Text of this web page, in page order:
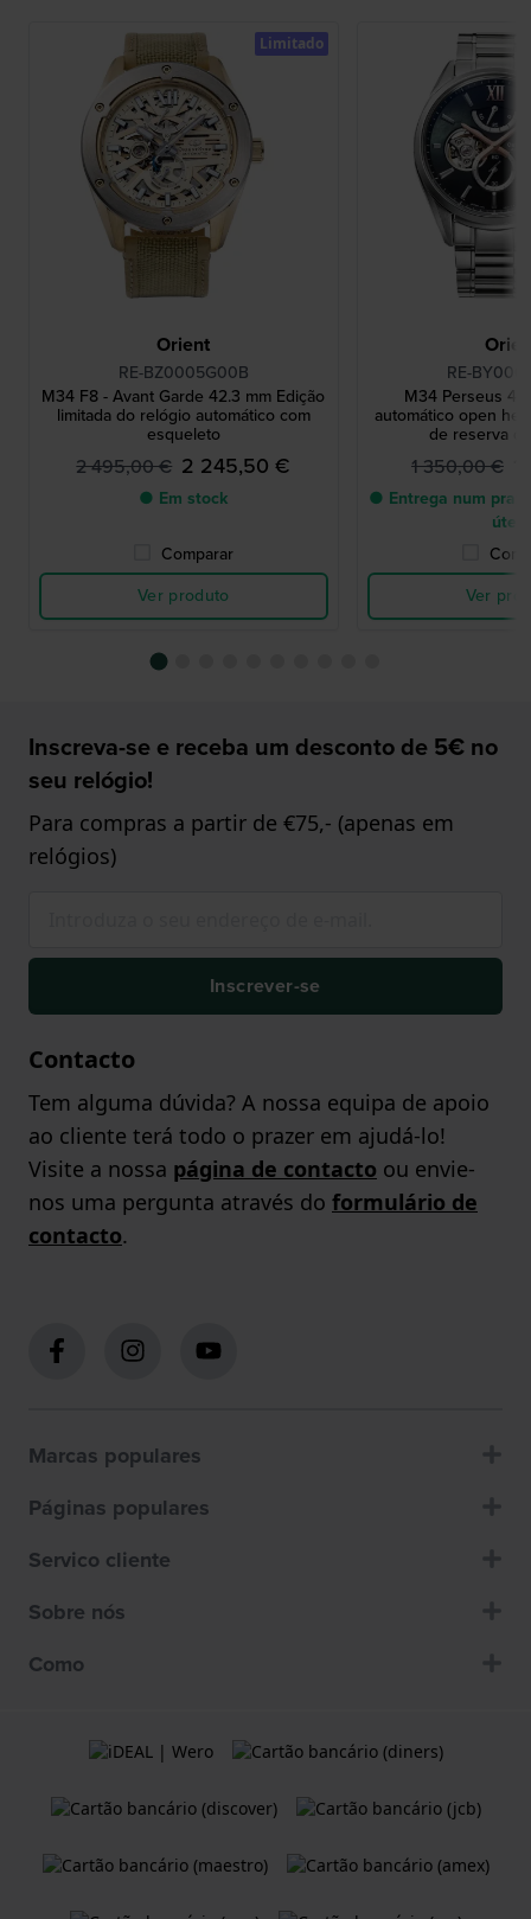
Orient
RE-BZ0005G00B
M34 F8 - Avant Garde 42.3 mm Edição
limitada do relógio automático com
esqueleto
2 495,00 € 2 245,50 €
● Em stock
Comparar
Ver produto
Limitado
RE-
M34 Perseus
automático open
de reserva
1 350,00 €
● Entrega num
úteis
Ver
Inscreva-se e receba um desconto de 5€ no
seu relógio!
Para compras a partir de €75,- (apenas em
relógios)
Inscrever-se
Contacto
Tem alguma dúvida? A nossa equipa de apoio
ao cliente terá todo o prazer em ajudá-lo!
Visite a nossa página de contacto ou envie-
nos uma pergunta através do formulário de
contacto.
Marcas populares
Páginas populares
Servico cliente
Sobre nós
Como